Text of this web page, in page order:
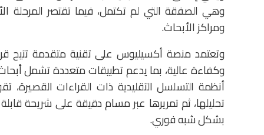
وهي الصفقة التي لم تكتمل، فيما تقتصر
ومراكز الأبحاث.
وتعتمد منصة أكسيليوس على تقنية متقدمة تتيح
وكفاءة عالية، بما يدعم تطبيقات متعددة تشمل
أنظمة التسلسل التقليدية ذات القراءات القصيرة،
تحليلها، ثم تمريرها عبر مسام دقيقة على شريحة قابلة
بشكل شبه فوري.